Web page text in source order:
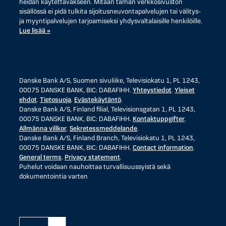
heidän käytettäväkseen. Mitään tämän verkkosivuston
sisällössä ei pidä tulkita sijoitusneuvontapalvelujen tai välitys-
ja myyntipalvelujen tarjoamiseksi yhdysvaltalaisille henkilöille.
Lue lisää »
Danske Bank A/S, Suomen sivuliike, Televisiokatu 1, PL 1243,
00075 DANSKE BANK, BIC: DABAFIHH. Yhteystiedot. Yleiset
ehdot. Tietosuoja. Evästekäytäntö.
Danske Bank A/S, Finland filial, Televisionsgatan 1, PL 1243,
00075 DANSKE BANK, BIC: DABAFIHH. Kontaktuppgifter.
Allmänna villkor. Sekretessmeddelande.
Danske Bank A/S, Finland Branch, Televisiokatu 1, PL 1243,
00075 DANSKE BANK, BIC: DABAFIHH. Contact information.
General terms. Privacy statement.
Puhelut voidaan nauhoittaa turvallisuussyistä sekä
dokumentointia varten